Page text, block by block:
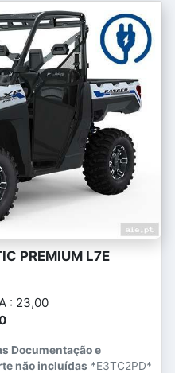
PREMIUM L7E
: 23,00
Documentação e
não incluídas *E3TC2PD*